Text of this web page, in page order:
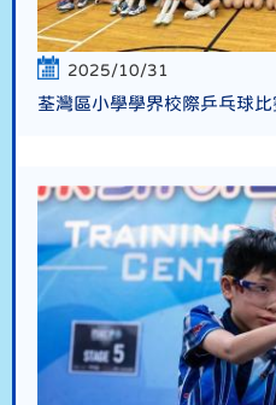
2025/10/31
荃灣區小學學界校際乒乓球